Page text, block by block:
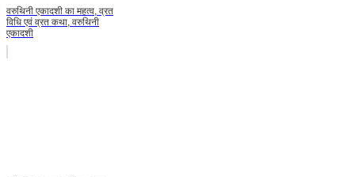
वरुथिनी एकादशी का महत्व, व्रत
विधि एवं व्रत कथा, वरुथिनी
एकादशी